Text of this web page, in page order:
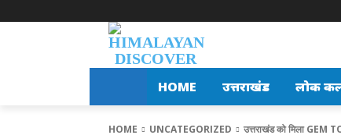
HOME उत्तराखंड लोक
HOME UNCATEGORIZED उत्तराखंड को मिला GEM